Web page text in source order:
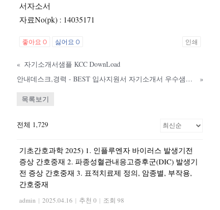
서자소서
자료No(pk) : 14035171
좋아요0 싫어요0 인쇄
« 자기소개서샘플 KCC DownLoad
안내데스크,경력 - BEST 입사지원서 자기소개서 우수샘플 다운로드 Down
»
목록보기
전체 1,729
기초간호과학 2025) 1. 인플루엔자 바이러스 발생기전
증상 간호중재 2. 파종성혈관내응고증후군(DIC) 발생기
전 증상 간호중재 3. 표적치료제 정의, 암종별, 부작용,
간호중재
admin | 2025.04.16 | 추천 0 | 조회 98